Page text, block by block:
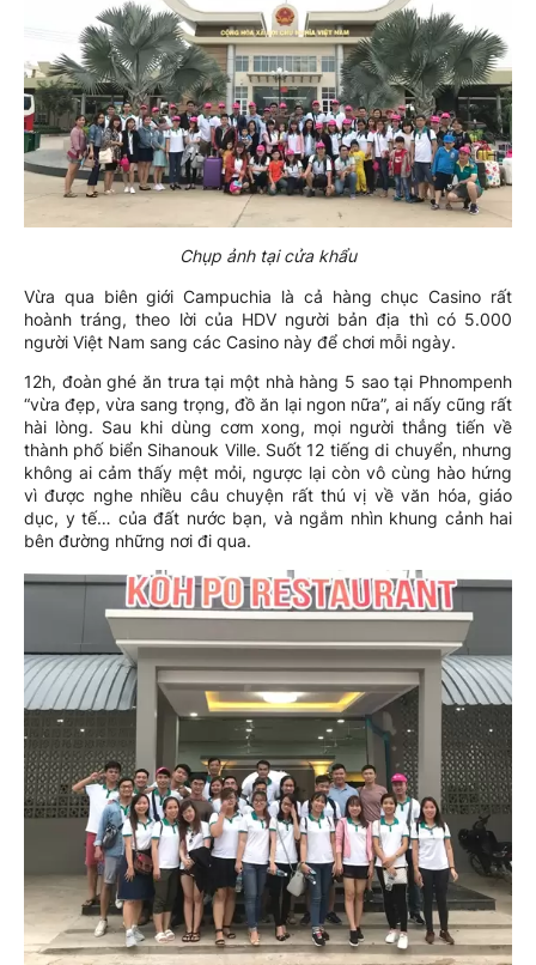
Chụp ảnh tại cửa khẩu
Vừa qua biên giới Campuchia là cả hàng chục Casino rất
hoành tráng, theo lời của HDV người bản địa thì có 5.000
người Việt Nam sang các Casino này để chơi mỗi ngày.
12h, đoàn ghé ăn trưa tại một nhà hàng 5 sao tại Phnompenh
“vừa đẹp, vừa sang trọng, đồ ăn lại ngon nữa”, ai nấy cũng rất
hài lòng. Sau khi dùng cơm xong, mọi người thẳng tiến về
thành phố biển Sihanouk Ville. Suốt 12 tiếng di chuyển, nhưng
không ai cảm thấy mệt mỏi, ngược lại còn vô cùng hào hứng
vì được nghe nhiều câu chuyện rất thú vị về văn hóa, giáo
dục, y tế… của đất nước bạn, và ngắm nhìn khung cảnh hai
bên đường những nơi đi qua.